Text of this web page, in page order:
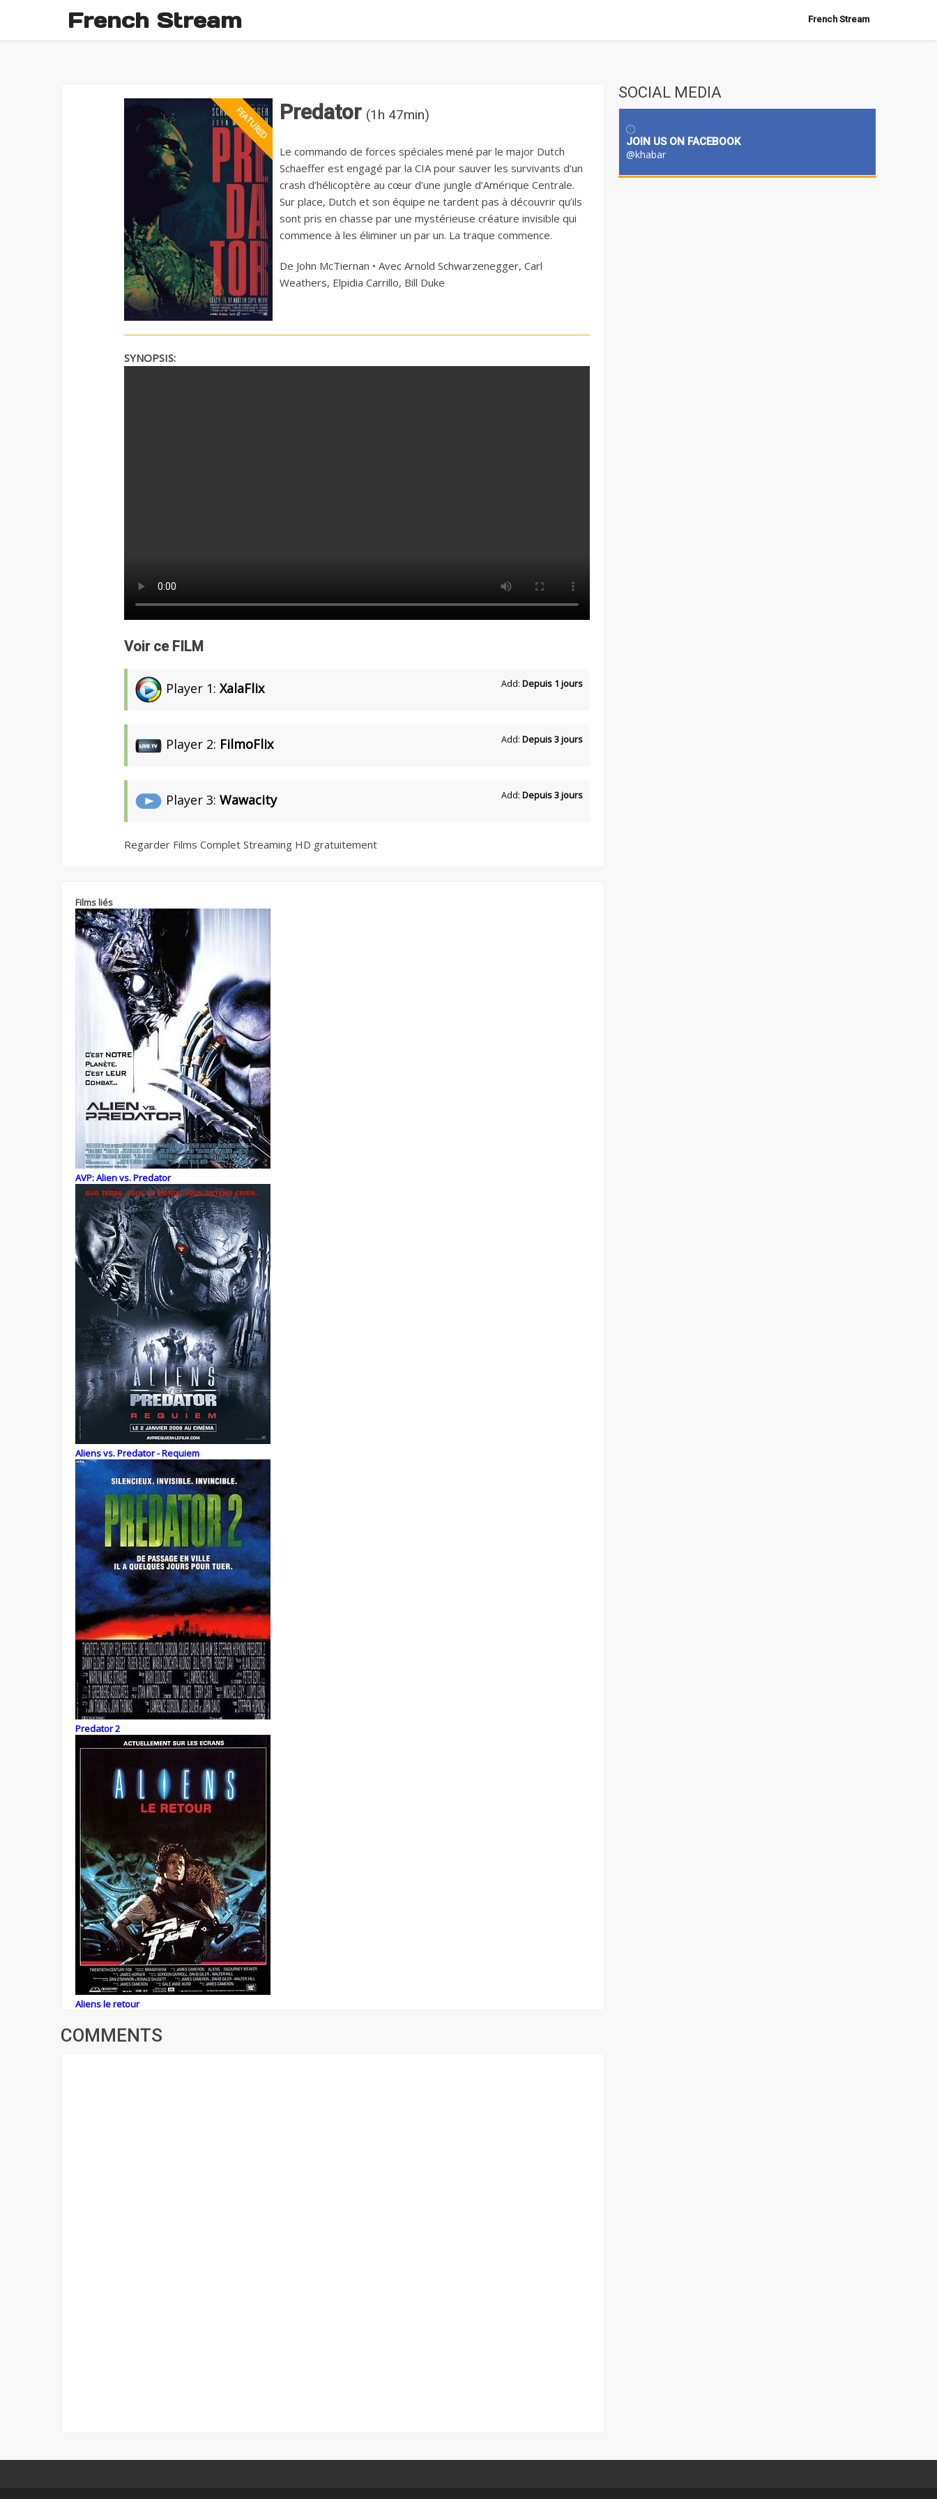
French Stream French Stream
Predator (1h 47min)
Le commando de forces spéciales mené par le major Dutch
Schaeffer est engagé par la CIA pour sauver les survivants d’un
crash d’hélicoptère au cœur d’une jungle d’Amérique Centrale.
Sur place, Dutch et son équipe ne tardent pas à découvrir qu’ils
sont pris en chasse par une mystérieuse créature invisible qui
commence à les éliminer un par un. La traque commence.
De John McTiernan • Avec Arnold Schwarzenegger, Carl
Weathers, Elpidia Carrillo, Bill Duke
SYNOPSIS:
Voir ce FILM
Player 1: XalaFlix Add: Depuis 1 jours
Player 2: FilmoFlix Add: Depuis 3 jours
Player 3: Wawacity Add: Depuis 3 jours
Regarder Films Complet Streaming HD gratuitement
Films liés
AVP: Alien vs. Predator
Aliens vs. Predator - Requiem
Predator 2
Aliens le retour
COMMENTS
SOCIAL MEDIA
JOIN US ON FACEBOOK
@khabar